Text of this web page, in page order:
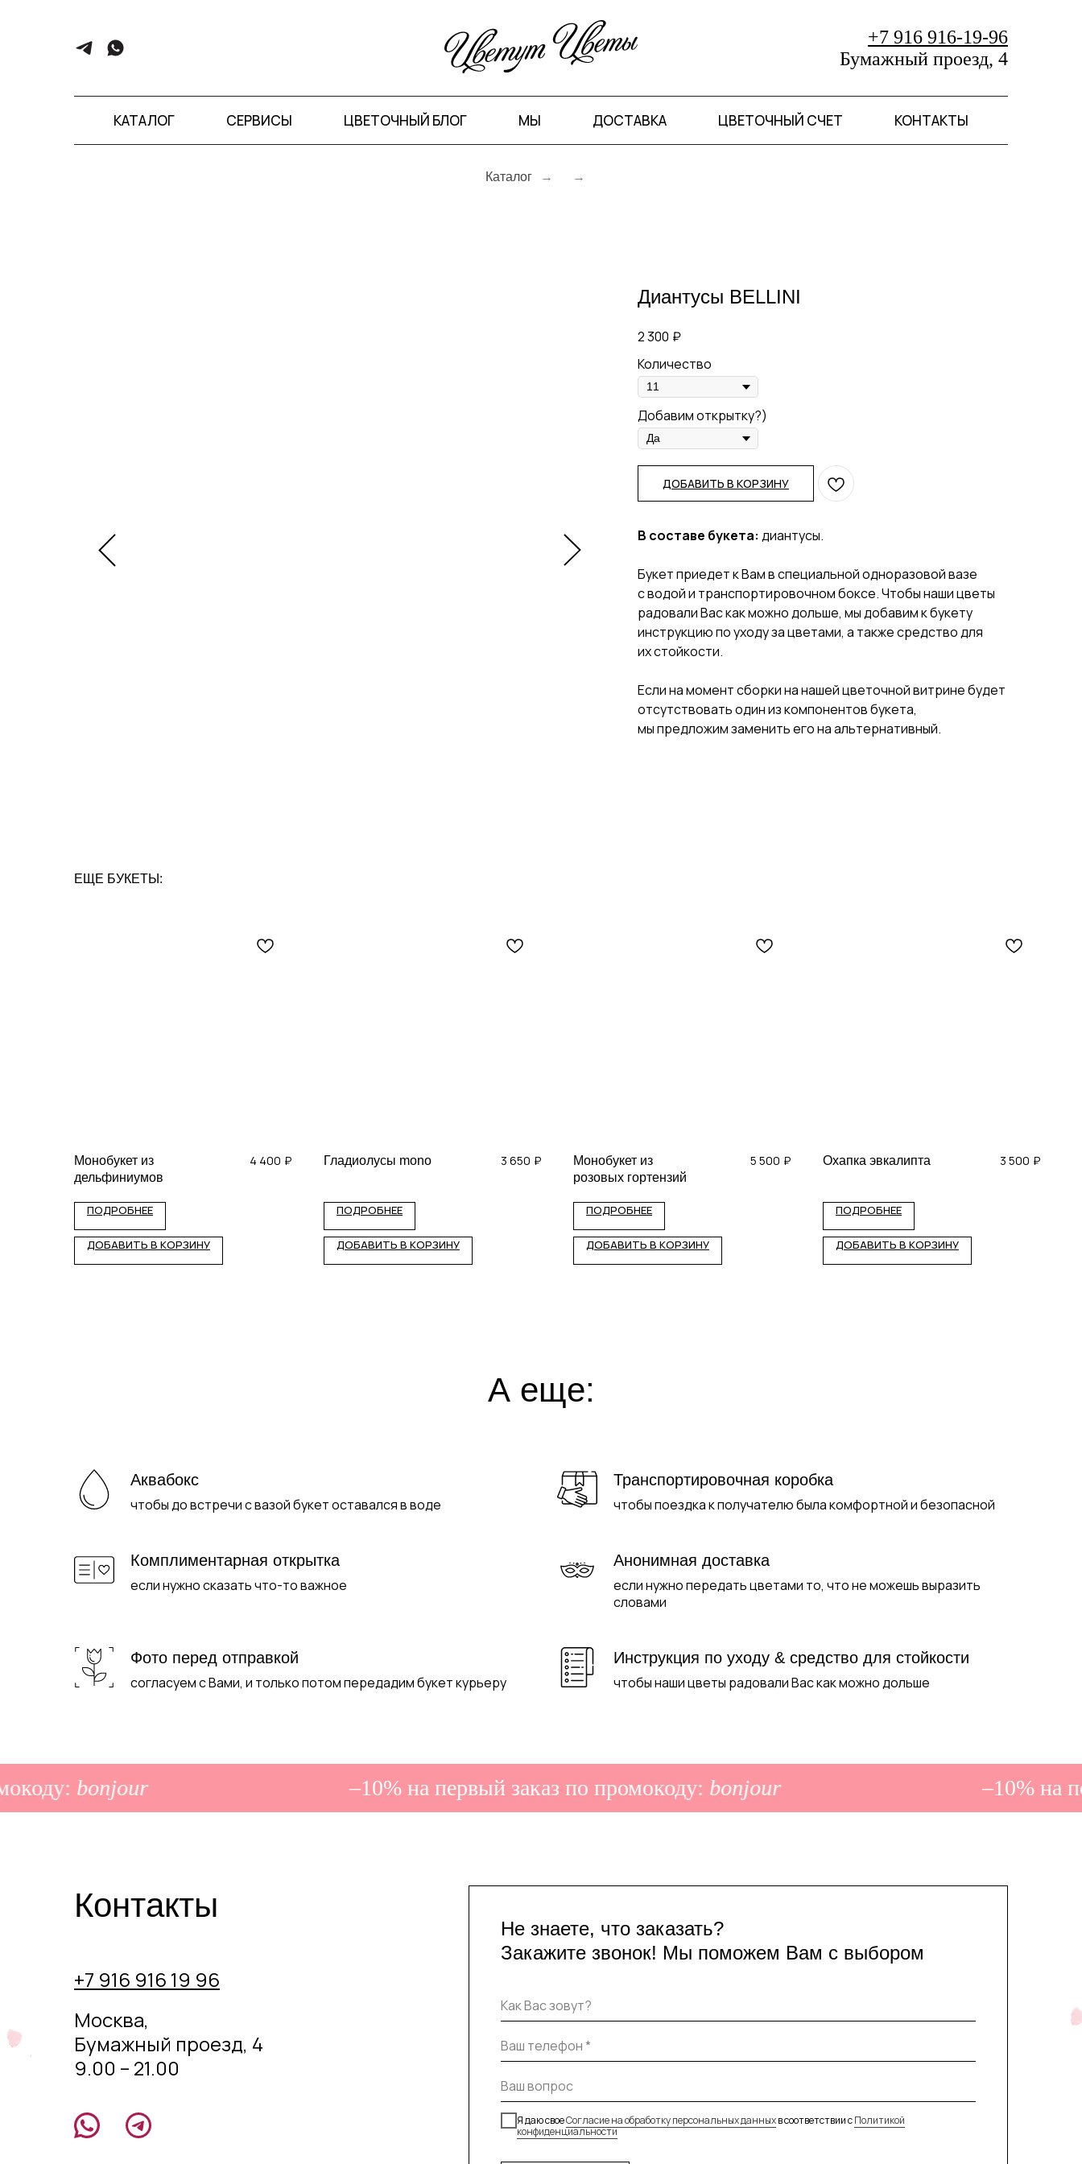
+7 916 916-19-96
Бумажный проезд, 4
КАТАЛОГ СЕРВИСЫ ЦВЕТОЧНЫЙ БЛОГ МЫ ДОСТАВКА ЦВЕТОЧНЫЙ СЧЕТ КОНТАКТЫ
Каталог → →
Диантусы BELLINI
2 300 ₽
Количество
Добавим открытку?)
ДОБАВИТЬ В КОРЗИНУ
В составе букета: диантусы.
Букет приедет к Вам в специальной одноразовой вазе
с водой и транспортировочном боксе. Чтобы наши цветы
радовали Вас как можно дольше, мы добавим к букету
инструкцию по уходу за цветами, а также средство для
их стойкости.
Если на момент сборки на нашей цветочной витрине будет
отсутствовать один из компонентов букета,
мы предложим заменить его на альтернативный.
ЕЩЕ БУКЕТЫ:
Монобукет из
дельфиниумов
4 400 ₽
ПОДРОБНЕЕ
ДОБАВИТЬ В КОРЗИНУ
Гладиолусы mono 3 650 ₽
ПОДРОБНЕЕ
ДОБАВИТЬ В КОРЗИНУ
Монобукет из
розовых гортензий
5 500 ₽
ПОДРОБНЕЕ
ДОБАВИТЬ В КОРЗИНУ
Охапка эвкалипта 3 500 ₽
ПОДРОБНЕЕ
ДОБАВИТЬ В КОРЗИНУ
А еще:
Аквабокс
чтобы до встречи с вазой букет оставался в воде
Транспортировочная коробка
чтобы поездка к получателю была комфортной и безопасной
Комплиментарная открытка
если нужно сказать что-то важное
Анонимная доставка
если нужно передать цветами то, что не можешь выразить
словами
Фото перед отправкой
согласуем с Вами, и только потом передадим букет курьеру
Инструкция по уходу & средство для стойкости
чтобы наши цветы радовали Вас как можно дольше
bonjour –10% на первый заказ по промокоду:bonjour –10% на
Я даю своеСогласие на обработку персональных данныхв соответствии сПолитикой
конфиденциальности
Закажите звонок! Мы поможем Вам с выбором
Не знаете, что заказать?
Москва,
Бумажный проезд, 4
9.00 – 21.00
+7 916 916 19 96
Контакты